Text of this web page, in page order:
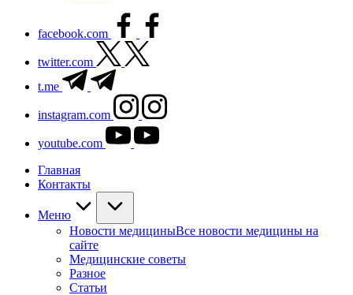
facebook.com
twitter.com
t.me
instagram.com
youtube.com
Главная
Контакты
Меню
Новости медициныВсе новости медицины на
сайте
Медицинские советы
Разное
Статьи